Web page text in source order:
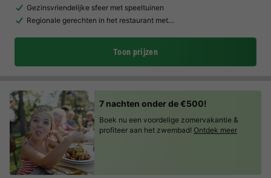
Gezinsvriendelijke sfeer met speeltuinen
Regionale gerechten in het restaurant met…
Toon prijzen
7 nachten onder de €500!
Boek nu een voordelige zomervakantie &
profiteer aan het zwembad! Ontdek meer